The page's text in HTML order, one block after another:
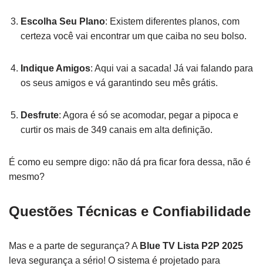
Escolha Seu Plano: Existem diferentes planos, com
certeza você vai encontrar um que caiba no seu bolso.
Indique Amigos: Aqui vai a sacada! Já vai falando para
os seus amigos e vá garantindo seu mês grátis.
Desfrute: Agora é só se acomodar, pegar a pipoca e
curtir os mais de 349 canais em alta definição.
É como eu sempre digo: não dá pra ficar fora dessa, não é
mesmo?
Questões Técnicas e Confiabilidade
Mas e a parte de segurança? A Blue TV Lista P2P 2025
leva segurança a sério! O sistema é projetado para